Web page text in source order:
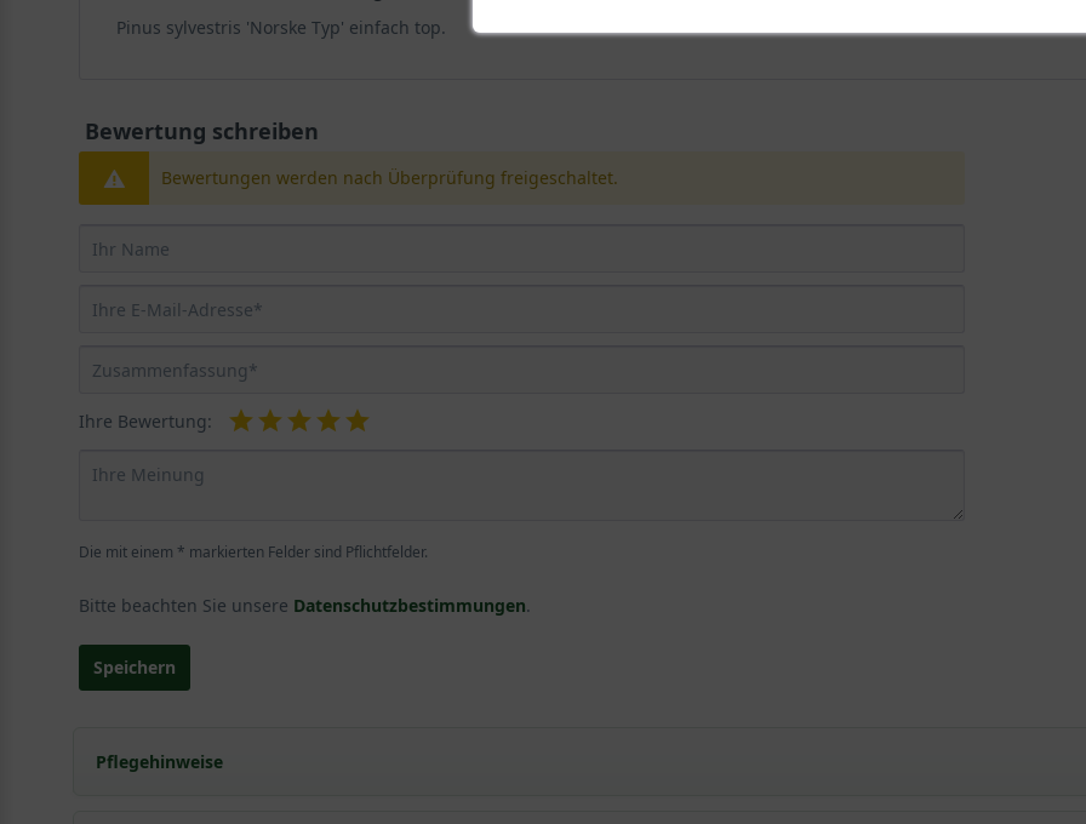
Pinus sylvestris 'Norske Typ' einfach top.
Bewertung schreiben
Bewertungen werden nach Überprüfung freigeschaltet.
Ihre Bewertung:
Die mit einem * markierten Felder sind Pflichtfelder.
Bitte beachten Sie unsere Datenschutzbestimmungen.
Speichern
Pflegehinweise